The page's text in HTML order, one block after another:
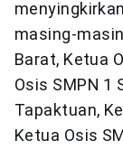
masing-
Barat, Ketua
Osis SMPN 1
Tapaktuan,
Ketua Osis